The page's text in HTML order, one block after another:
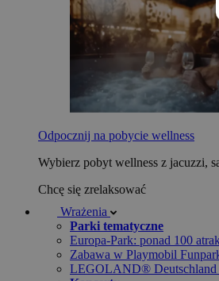
Odpocznij na pobycie wellness
Wybierz pobyt wellness z jacuzzi,
Chcę się zrelaksować
Wrażenia
Parki tematyczne
Europa-Park: ponad 100
Zabawa w Playmobil
LEGOLAND® Deutschland